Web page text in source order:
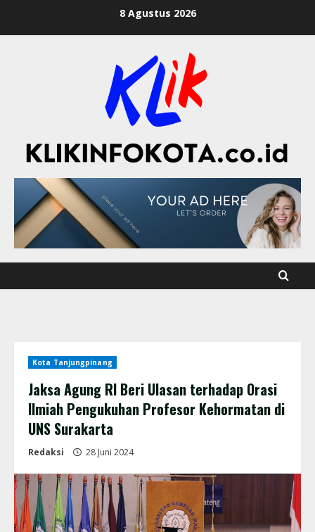
8 Agustus 2026
Kota Tanjungpinang
Jaksa Agung RI Beri Ulasan terhadap Orasi
Ilmiah Pengukuhan Profesor Kehormatan di
UNS Surakarta
Redaksi 28 Juni 2024